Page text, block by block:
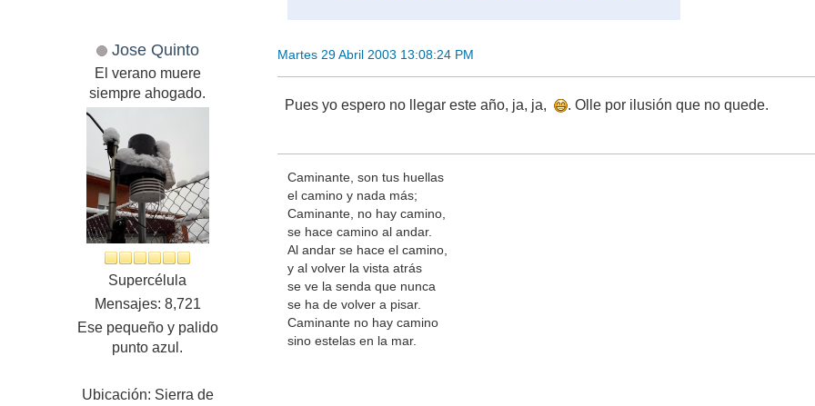
Jose Quinto
El verano muere
siempre ahogado.
Supercélula
Mensajes: 8,721
Ese pequeño y palido
punto azul.
Ubicación: Sierra de
Martes 29 Abril 2003 13:08:24 PM
Pues yo espero no llegar este año, ja, ja, . Olle por ilusión que no quede.
Caminante, son tus huellas
el camino y nada más;
Caminante, no hay camino,
se hace camino al andar.
Al andar se hace el camino,
y al volver la vista atrás
se ve la senda que nunca
se ha de volver a pisar.
Caminante no hay camino
sino estelas en la mar.